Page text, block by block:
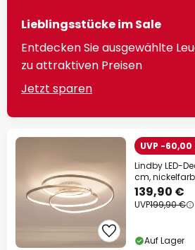
Lieblingsstücke im Sale
Entdecken Sie ausgewählte
zu attraktiven Preisen
Jetzt sparen
UVP -60,00
Lindby LED-
cm,
139,90 €
UVP199,90 €
Auf Lager